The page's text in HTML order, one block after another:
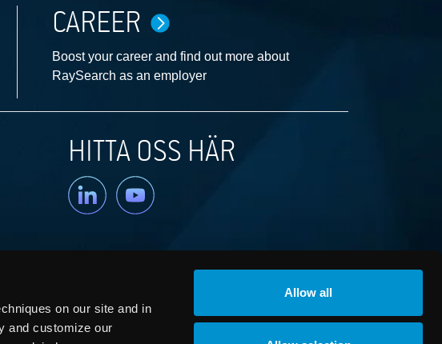
on our site and in
and customize our
Allow all
CAREER
Boost your career and find out more about
RaySearch as an employer
HITTA OSS HÄR
Linkedin YouTube